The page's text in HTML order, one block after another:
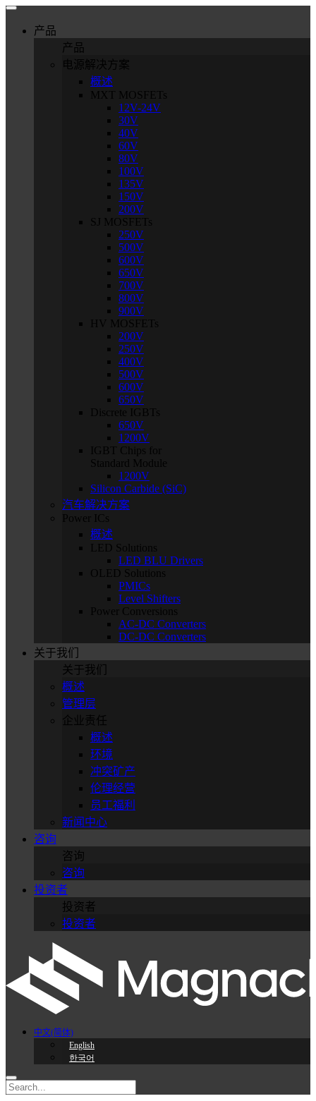
产品
产品
电源解决方案
概述
MXT MOSFETs
12V-24V
30V
40V
60V
80V
100V
135V
150V
200V
SJ MOSFETs
250V
500V
600V
650V
700V
800V
900V
HV MOSFETs
200V
250V
400V
500V
600V
650V
Discrete IGBTs
650V
1200V
IGBT Chips for
Standard Module
1200V
Silicon Carbide (SiC)
汽车解决方案
Power ICs
概述
LED Solutions
LED BLU Drivers
OLED Solutions
PMICs
Level Shifters
Power Conversions
AC-DC Converters
DC-DC Converters
关于我们
关于我们
概述
管理层
企业责任
概述
环境
冲突矿产
伦理经营
员工福利
新闻中心
咨询
咨询
咨询
投资者
投资者
投资者
中文(简体)
English
한국어